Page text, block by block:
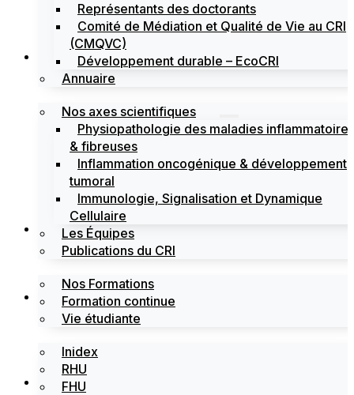
Représentants des doctorants
Comité de Médiation et Qualité de Vie au CRI
(CMQVC)
Développement durable – EcoCRI
Annuaire
Recherche
Nos axes scientifiques
Physiopathologie des maladies inflammatoires
& fibreuses
Inflammation oncogénique & développement
tumoral
Immunologie, Signalisation et Dynamique
Cellulaire
Les Équipes
Publications du CRI
Formations
Nos Formations
Formation continue
Vie étudiante
Labels
Inidex
RHU
FHU
Les plateformes